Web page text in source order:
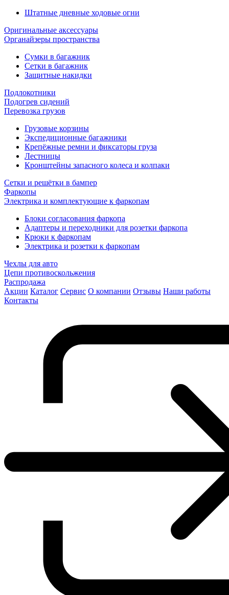
Штатные дневные ходовые огни
Оригинальные аксессуары
Органайзеры пространства
Сумки в багажник
Сетки в багажник
Защитные накидки
Подлокотники
Подогрев сидений
Перевозка грузов
Грузовые корзины
Экспедиционные багажники
Крепёжные ремни и фиксаторы груза
Лестницы
Кронштейны запасного колеса и колпаки
Сетки и решётки в бампер
Фаркопы
Электрика и комплектующие к фаркопам
Блоки согласования фаркопа
Адаптеры и переходники для розетки фаркопа
Крюки к фаркопам
Электрика и розетки к фаркопам
Чехлы для авто
Цепи противоскольжения
Распродажа
Акции Каталог Сервис О компании Отзывы Наши работы
Контакты